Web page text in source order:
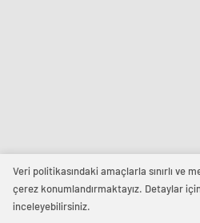
Veri politikasındaki amaçlarla sınırlı ve
çerez konumlandırmaktayız. Detaylar
inceleyebilirsiniz.